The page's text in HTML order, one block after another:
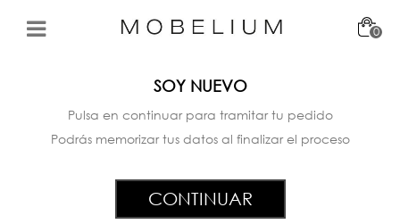
0
SOY NUEVO
Pulsa en continuar para tramitar tu pedido
Podrás memorizar tus datos al finalizar el proceso
CONTINUAR